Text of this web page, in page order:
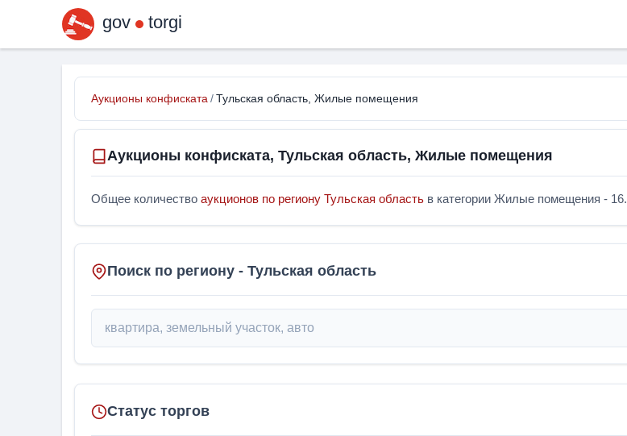
gov torgi
Аукционы конфиската /Тульская область, Жилые помещения
Аукционы конфиската, Тульская область, Жилые помещения
Общее количество аукционов по региону Тульская область в категории Жилые помещения - 16.
Поиск по региону - Тульская область
Статус торгов